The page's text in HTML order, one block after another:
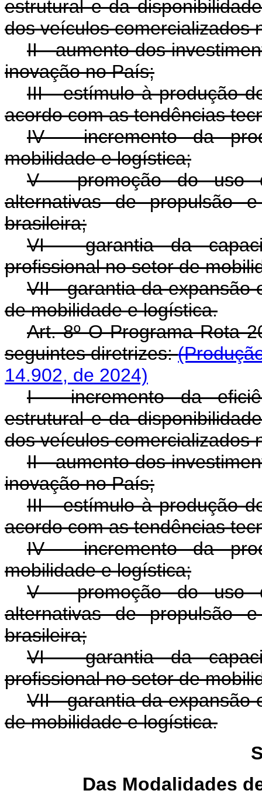
estrutural e da
dos veículos comercializados
II - aumento dos
inovação no País;
III - estímulo à produção
acordo com as tendências
IV - incremento da
mobilidade e logística;
V - promoção do uso
alternativas de propulsão
brasileira;
VI - garantia da
profissional no setor de
VII - garantia da expansão
de mobilidade e logística.
Art. 8º O Programa Rota
seguintes diretrizes:
14.902, de 2024)
I - incremento da
estrutural e da
dos veículos comercializados
II - aumento dos
inovação no País;
III - estímulo à produção
acordo com as tendências
IV - incremento da
mobilidade e logística;
V - promoção do uso
alternativas de propulsão
brasileira;
VI - garantia da
profissional no setor de
VII - garantia da expansão
de mobilidade e logística.
Das Modalidades